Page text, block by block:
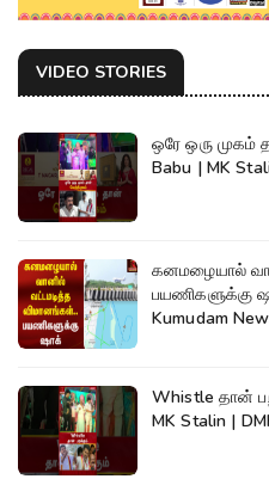
VIDEO STORIES
ஒரே ஒரு முகம் தான்
Babu | MK
கனமழையால்
பயணிகளுக்கு
Kumudam
Whistle தான் பறக்கும் !! | CM
MK Stalin |